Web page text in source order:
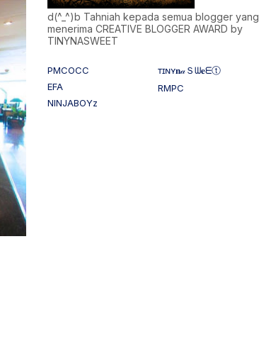
d(^_^)b Tahniah kepada semua blogger yang
menerima CREATIVE BLOGGER AWARD by
TINYNASWEET
PMCOCC
ᴛɪɴʏ𝐧𝒶Ｓᗯ𝐞ᗴⓣ
EFA
RMPC
NINJABOYz